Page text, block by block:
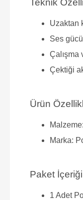
Uzaktan
Ses
Çalışma
Çektiği
Ürün
Marka:
Paket
1 Adet